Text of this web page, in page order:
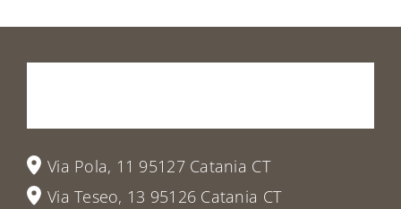
Via Pola, 11 95127 Catania CT
Via Teseo, 13 95126 Catania CT